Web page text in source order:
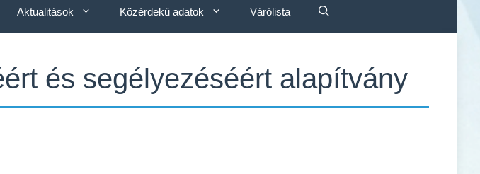
Aktualitások Közérdekű adatok Várólista
és segélyezéséért alapítvány